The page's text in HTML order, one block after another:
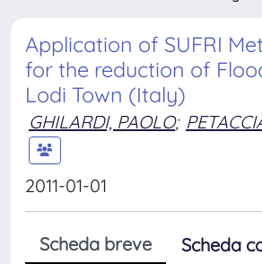
Application of SUFRI
for the reduction of
Lodi Town (Italy)
GHILARDI, PAOLO;
2011-01-01
Scheda breve
Scheda